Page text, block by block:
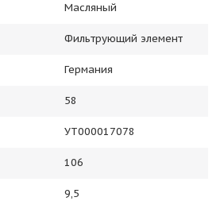
Масляный
Фильтрующий элемент
Германия
58
УТ000017078
106
9,5